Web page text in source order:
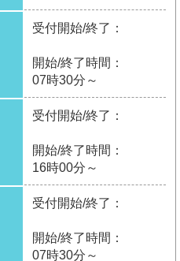
受付開始/終了：
開始/終了時間：
07時30分～
受付開始/終了：
開始/終了時間：
16時00分～
受付開始/終了：
開始/終了時間：
07時30分～